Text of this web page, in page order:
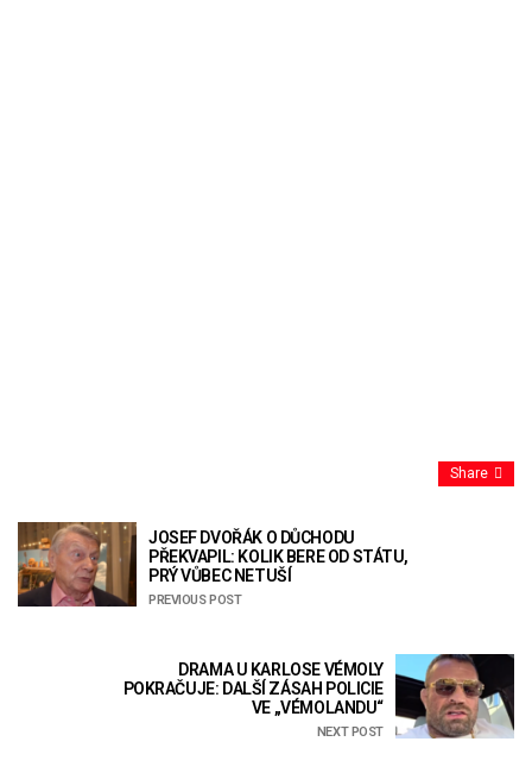
Share
JOSEF DVOŘÁK O DŮCHODU
PŘEKVAPIL: KOLIK BERE OD STÁTU,
PRÝ VŮBEC NETUŠÍ
PREVIOUS POST
DRAMA U KARLOSE VÉMOLY
POKRAČUJE: DALŠÍ ZÁSAH POLICIE
VE „VÉMOLANDU“
NEXT POST